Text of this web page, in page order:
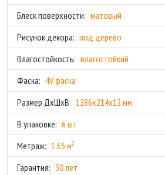
Блеск поверхности: матовый
Рисунок декора: под дерево
Влагостойкость: влагостойкий
Фаска: 4V фаска
Размер ДхШхВ: 1286x214x12 мм
В упаковке: 6 шт
Метраж: 1.65 м2
Гарантия: 30 лет